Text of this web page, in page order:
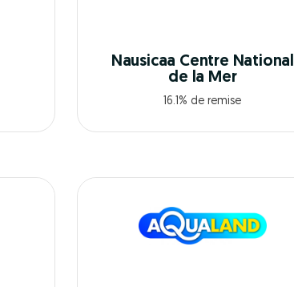
Nausicaa Centre National
de la Mer
16.1% de remise